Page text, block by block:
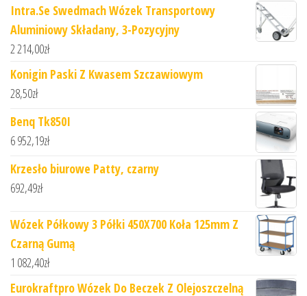
Intra.Se Swedmach Wózek Transportowy
Aluminiowy Składany, 3-Pozycyjny
2 214,00zł
Konigin Paski Z Kwasem Szczawiowym
28,50zł
Benq Tk850I
6 952,19zł
Krzesło biurowe Patty, czarny
692,49zł
Wózek Półkowy 3 Półki 450X700 Koła 125mm Z
Czarną Gumą
1 082,40zł
Eurokraftpro Wózek Do Beczek Z Olejoszczelną